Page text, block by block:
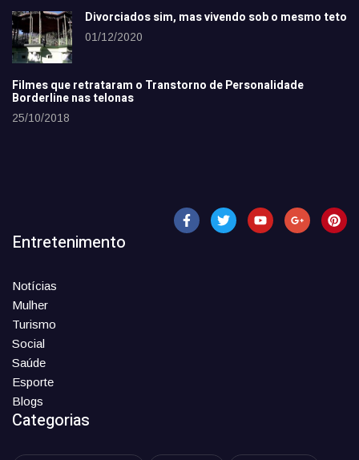
Divorciados sim, mas vivendo sob o mesmo teto
01/12/2020
Filmes que retrataram o Transtorno de Personalidade
Borderline nas telonas
25/10/2018
Entretenimento
Notícias
Mulher
Turismo
Social
Saúde
Esporte
Blogs
Categorias